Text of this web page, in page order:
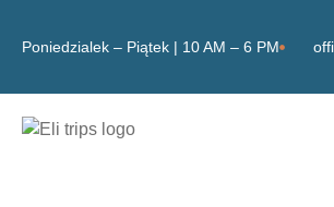
Poniedzialek – Piątek | 10 AM – 6 PM